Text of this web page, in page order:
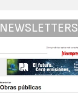
NEWSLETTERS